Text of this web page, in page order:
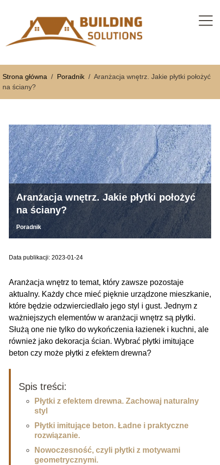
Strona główna / Poradnik / Aranżacja wnętrz. Jakie płytki położyć
na ściany?
Aranżacja wnętrz. Jakie płytki położyć
na ściany?
Poradnik
Data publikacji: 2023-01-24
Aranżacja wnętrz to temat, który zawsze pozostaje
aktualny. Każdy chce mieć pięknie urządzone mieszkanie,
które będzie odzwierciedlało jego styl i gust. Jednym z
ważniejszych elementów w aranżacji wnętrz są płytki.
Służą one nie tylko do wykończenia łazienek i kuchni, ale
również jako dekoracja ścian. Wybrać płytki imitujące
beton czy może płytki z efektem drewna?
Spis treści:
Płytki z efektem drewna. Zachowaj naturalny
styl
Płytki imitujące beton. Ładne i praktyczne
rozwiązanie.
Nowoczesność, czyli płytki z motywami
geometrycznymi.